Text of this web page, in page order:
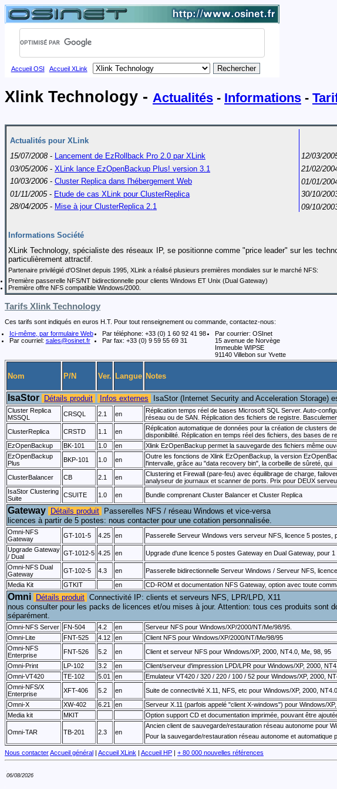
Accueil OSI Accueil XLink
Xlink Technology - Actualités - Informations -
Actualités pour XLink
15/07/2008 -
Lancement de EzRollback Pro 2.0 par XLink
03/05/2006 - XLink lance EzOpenBackup Plus! version 3.1
10/03/2006 - Cluster Replica dans l'hébergement Web
01/11/2005- Etude de cas XLink pour ClusterReplica
28/04/2005- Mise à jour ClusterReplica 2.1
12/03/
21/02/
01/01/
30/10/
09/10/
Informations Société
XLink Technology, spécialiste des réseaux IP, se positionne comme "price leader" sur les
particulièrement attractif.
Partenaire privilégié d'OSInet depuis 1995, XLink a réalisé plusieurs premières mondiales sur le marché NFS:
Première passerelle NFS/NT bidirectionnelle pour clients Windows ET Unix (Dual Gateway)
Première offre NFS compatible Windows/2000.
Tarifs Xlink Technology
Ces tarifs sont indiqués en euros H.T. Pour tout renseignement ou commande, contactez-nous:
Ici-même, par formulaire Web
Par courriel: sales@osinet.fr
Par téléphone: +33 (0) 1 60 92 41 98
Par fax: +33 (0) 9 59 55 69 31
Par courrier: OSInet
15 avenue de Norvège
Immeuble WIPSE
91140 Villebon sur Yvette
Nom P/N Ver. Langue Notes
IsaStor Détails produit Infos externes IsaStor (Internet Security and Acceleration Storage)
Cluster Replica
MSSQL
CRSQL 2.1 en
Réplication temps réel de bases Microsoft SQL Server. Auto-
réseau ou de SAN. Réplication des fichiers de registre.
ClusterReplica CRSTD 1.1 en
Réplication automatique de données pour la création de clusters
disponibilité. Réplication en temps réel des fichiers, des bases de
EzOpenBackup
BK-101 1.0 en Xlink EzOpenBackup permet la sauvegarde des fichiers même
EzOpenBackup
Plus
BKP-101 1.0 en
Outre les fonctions de Xlink EzOpenBackup, la version
l'intervalle, grâce au "data recovery bin", la corbeille de sûreté, qui
ClusterBalancer CB 2.1 en
Clustering et Firewall (pare-feu) avec équilibrage de charge,
analyseur de journaux et scanner de ports. Prix pour DEUX
IsaStor Clustering
Suite
CSUITE 1.0 en Bundle comprenant Cluster Balancer et Cluster Replica
Gateway Détails produit
Passerelles NFS / réseau Windows et vice-versa
licences à partir de 5 postes: nous contacter pour une cotation personnalisée.
Omni-NFS
Gateway
GT-101-5 4.25 en Passerelle Serveur Windows vers serveur NFS, licence 5 postes,
Upgrade Gateway
/ Dual
GT-1012-5 4.25 en Upgrade d'une licence 5 postes Gateway en Dual Gateway, pour
Omni-NFS Dual
Gateway
GT-102-5 4.3 en Passerelle bidirectionnelle Serveur Windows / Serveur NFS,
Media Kit
GTKIT en CD-ROM et documentation NFS Gateway, option avec toute
Omni Détails produit Connectivité IP: clients et serveurs NFS, LPR/LPD, X11
nous consulter pour les packs de licences et/ou mises à jour. Attention: tous ces produits sont
séparément.
Omni-NFS Server FN-504 4.2 en Serveur NFS pour Windows/XP/2000/NT/Me/98/95.
Omni-Lite
FNT-525 4.12 en Client NFS pour Windows/XP/2000/NT/Me/98/95
Omni-NFS
Enterprise
FNT-526 5.2 en Client et serveur NFS pour Windows/XP, 2000, NT4.0, Me, 98, 95
Omni-Print
LP-102 3.2 en Client/serveur d'impression LPD/LPR pour Windows/XP, 2000,
Omni-VT420
TE-102 5.01 en Emulateur VT420 / 320 / 220 / 100 / 52 pour Windows/XP, 2000,
Omni-NFS/X
Enterprise
XFT-406 5.2 en Suite de connectivité X.11, NFS, etc pour Windows/XP, 2000,
Omni-X
XW-402 6.21 en Serveur X.11 (parfois appelé "client X-windows") pour Windows/
Media kit
MKIT Option support CD et documentation imprimée, pouvant être
Omni-TAR TB-201 2.3 en
Ancien client de sauvegarde/restauration réseau autonome pour
Pour la sauvegarde/restauration réseau autonome et automatique
Nous contacterAccueil général | Accueil XLink | Accueil HP | + 80 000 nouvelles références
06/08/2026